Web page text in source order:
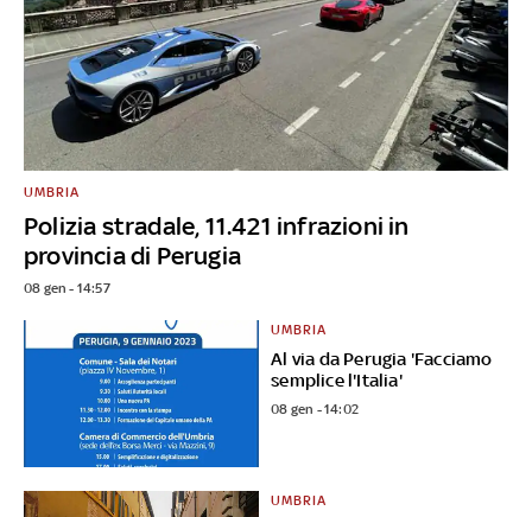
Polizia stradale, 11.421 infrazioni in
provincia di Perugia
UMBRIA
08 gen - 14:57
Al via da Perugia 'Facciamo
semplice l'Italia'
UMBRIA
08 gen - 14:02
UMBRIA